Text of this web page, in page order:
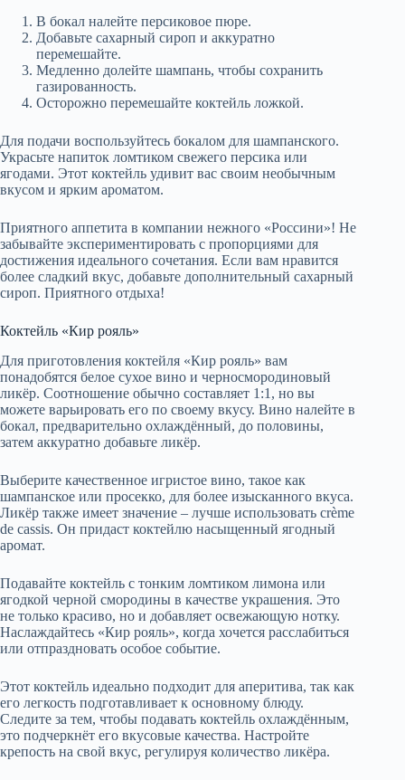
В бокал налейте персиковое пюре.
Добавьте сахарный сироп и аккуратно
перемешайте.
Медленно долейте шампань, чтобы сохранить
газированность.
Осторожно перемешайте коктейль ложкой.
Для подачи воспользуйтесь бокалом для шампанского.
Украсьте напиток ломтиком свежего персика или
ягодами. Этот коктейль удивит вас своим необычным
вкусом и ярким ароматом.
Приятного аппетита в компании нежного «Россини»! Не
забывайте экспериментировать с пропорциями для
достижения идеального сочетания. Если вам нравится
более сладкий вкус, добавьте дополнительный сахарный
сироп. Приятного отдыха!
Коктейль «Кир рояль»
Для приготовления коктейля «Кир рояль» вам
понадобятся белое сухое вино и черносмородиновый
ликёр. Соотношение обычно составляет 1:1, но вы
можете варьировать его по своему вкусу. Вино налейте в
бокал, предварительно охлаждённый, до половины,
затем аккуратно добавьте ликёр.
Выберите качественное игристое вино, такое как
шампанское или просекко, для более изысканного вкуса.
Ликёр также имеет значение – лучше использовать crème
de cassis. Он придаст коктейлю насыщенный ягодный
аромат.
Подавайте коктейль с тонким ломтиком лимона или
ягодкой черной смородины в качестве украшения. Это
не только красиво, но и добавляет освежающую нотку.
Наслаждайтесь «Кир рояль», когда хочется расслабиться
или отпраздновать особое событие.
Этот коктейль идеально подходит для аперитива, так как
его легкость подготавливает к основному блюду.
Следите за тем, чтобы подавать коктейль охлаждённым,
это подчеркнёт его вкусовые качества. Настройте
крепость на свой вкус, регулируя количество ликёра.